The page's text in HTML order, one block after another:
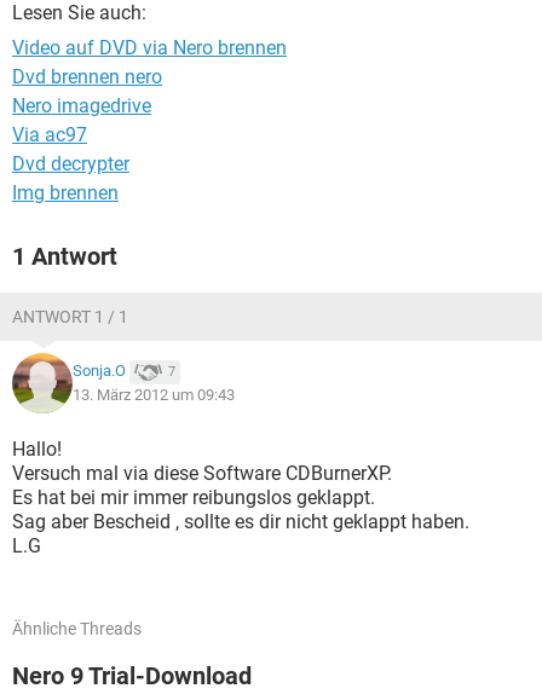
Lesen Sie auch:
Video auf DVD via Nero brennen
Dvd brennen nero
Nero imagedrive
Via ac97
Dvd decrypter
Img brennen
1 Antwort
ANTWORT 1 / 1
Sonja.O 7
13. März 2012 um 09:43
Hallo!
Versuch mal via diese Software CDBurnerXP.
Es hat bei mir immer reibungslos geklappt.
Sag aber Bescheid , sollte es dir nicht geklappt haben.
L.G
Ähnliche Threads
Nero 9 Trial-Download